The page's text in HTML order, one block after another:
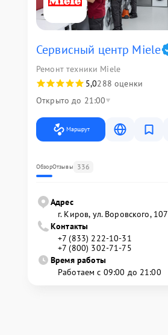
Сервисный центр Miele
Ремонт техники Miele
5,0288 оценки
Открыто до 21:00
Маршрут
ОбзорОтзывы 336
Адрес
г. Киров, ул. Воровского, 107
Контакты
+7 (833) 222-10-31
+7 (800) 302-71-75
Время работы
Работаем с 09:00 до 21:00